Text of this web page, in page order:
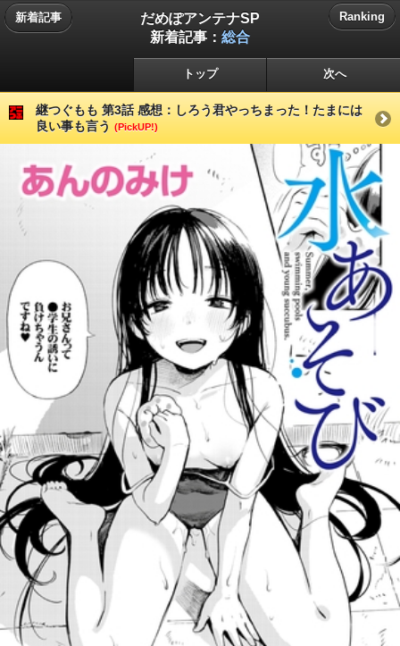
新着記事
だめぽアンテナSP
新着記事： 総合
Ranking
トップ 次へ
継つぐもも 第3話 感想：しろう君やっちまった！たまには
良い事も言う (PickUP!)